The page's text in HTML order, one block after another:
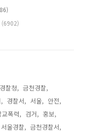
(6902)
찰청, 금천경찰,
경찰서, 서울, 안전,
교폭력, 검거, 홍보,
서울경찰, 금천경찰서,